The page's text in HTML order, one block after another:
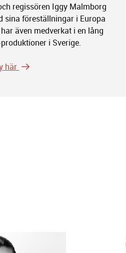
regissören Iggy Malmborg
sina föreställningar i Europa
även medverkat i en lång
i Sverige.
här